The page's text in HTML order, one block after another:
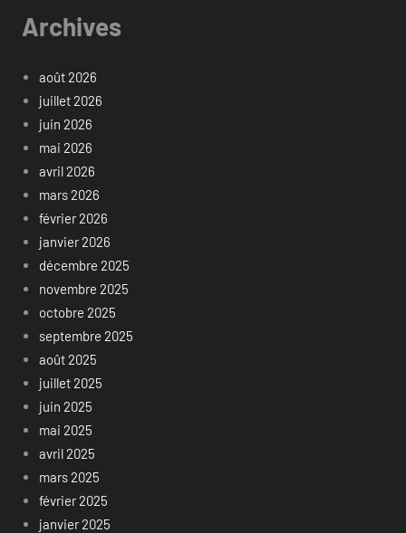
Archives
août 2026
juillet 2026
juin 2026
mai 2026
avril 2026
mars 2026
février 2026
janvier 2026
décembre 2025
novembre 2025
octobre 2025
septembre 2025
août 2025
juillet 2025
juin 2025
mai 2025
avril 2025
mars 2025
février 2025
janvier 2025